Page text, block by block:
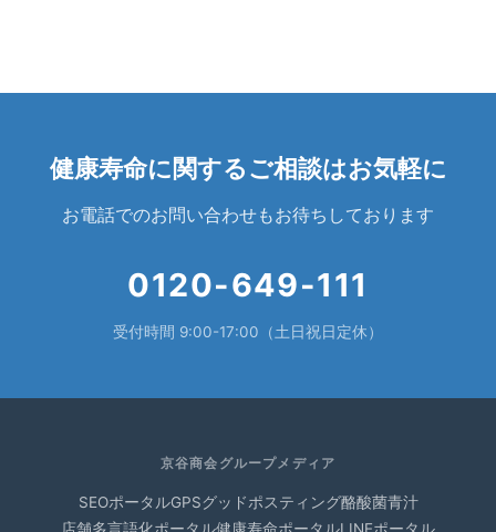
健康寿命に関するご相談はお気軽に
お電話でのお問い合わせもお待ちしております
0120-649-111
受付時間 9:00-17:00（土日祝日定休）
京谷商会グループメディア
SEOポータルGPSグッドポスティング酪酸菌青汁
店舗多言語化ポータル健康寿命ポータルLINEポータル